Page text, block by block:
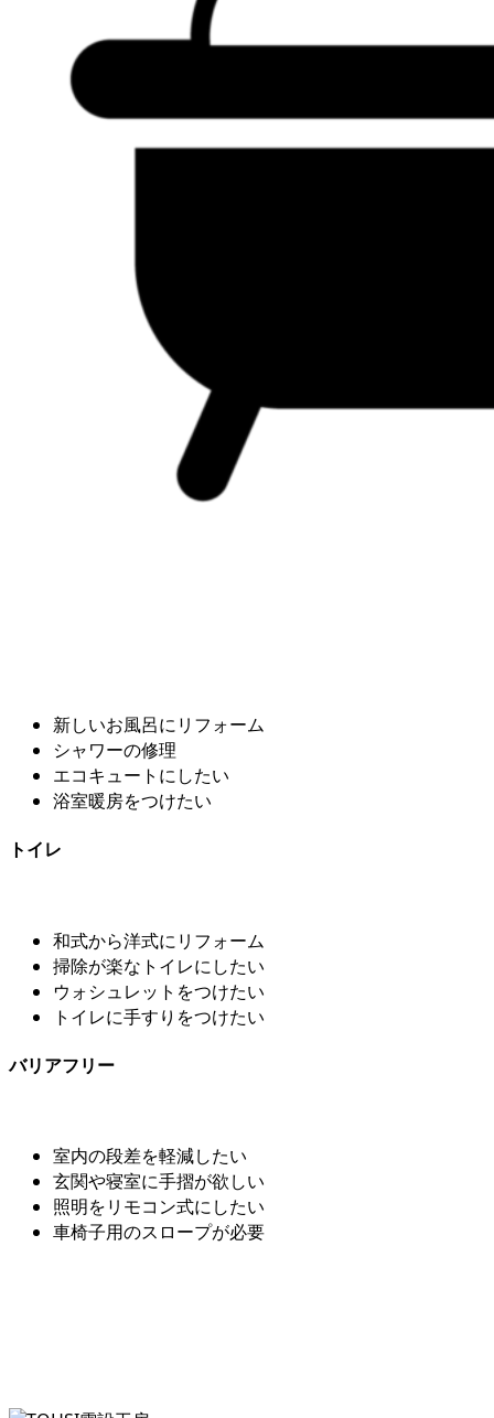
新しいお風呂にリフォーム
シャワーの修理
エコキュートにしたい
浴室暖房をつけたい
トイレ
和式から洋式にリフォーム
掃除が楽なトイレにしたい
ウォシュレットをつけたい
トイレに手すりをつけたい
バリアフリー
室内の段差を軽減したい
玄関や寝室に手摺が欲しい
照明をリモコン式にしたい
車椅子用のスロープが必要